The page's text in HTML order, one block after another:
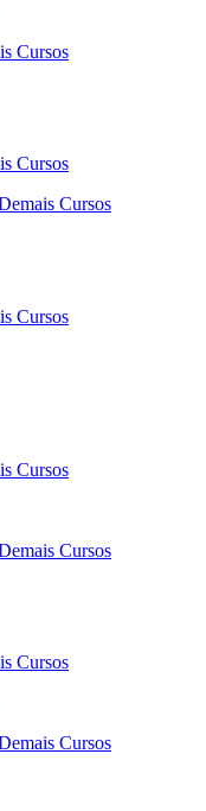
Cursos
Cursos
Cursos
Cursos
Cursos
Cursos
Cursos
Cursos